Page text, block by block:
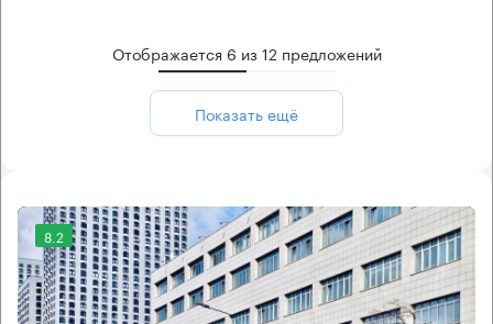
Отображается 6 из12 предложений
Показать ещё
8.2